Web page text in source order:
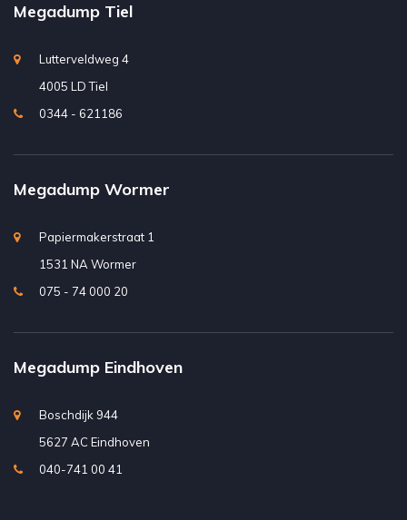
Megadump Tiel
Lutterveldweg 4
4005 LD Tiel
0344 - 621186
Megadump Wormer
Papiermakerstraat 1
1531 NA Wormer
075 - 74 000 20
Megadump Eindhoven
Boschdijk 944
5627 AC Eindhoven
040-741 00 41